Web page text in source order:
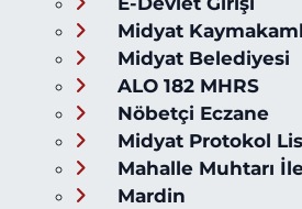
Midyat
Midyat Belediyesi
ALO 182 MHRS
Nöbetçi Eczane
Midyat Protokol
Mahalle Muhtarı
Mardin